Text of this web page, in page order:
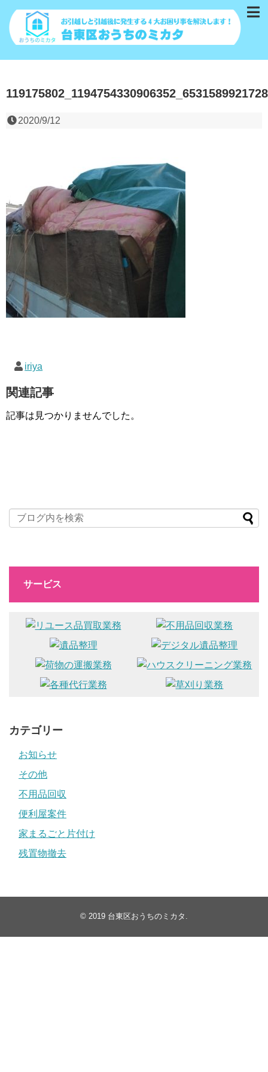
2020/9/12
iriya
関連記事
記事は見つかりませんでした。
サービス
カテゴリー
お知らせ
その他
不用品回収
便利屋案件
家まるごと片付け
残置物撤去
© 2019 台東区おうちのミカタ .